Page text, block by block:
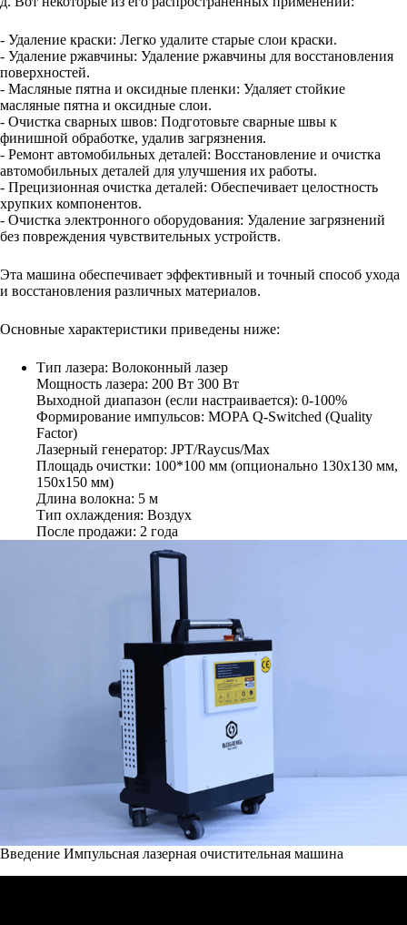
- Удаление краски: Легко удалите старые слои краски.
- Удаление ржавчины: Удаление ржавчины для восстановления
поверхностей.
- Масляные пятна и оксидные пленки: Удаляет стойкие
масляные пятна и оксидные слои.
- Очистка сварных швов: Подготовьте сварные швы к
финишной обработке, удалив загрязнения.
- Ремонт автомобильных деталей: Восстановление и очистка
автомобильных деталей для улучшения их работы.
- Прецизионная очистка деталей: Обеспечивает целостность
хрупких компонентов.
- Очистка электронного оборудования: Удаление загрязнений
без повреждения чувствительных устройств.
Эта машина обеспечивает эффективный и точный способ ухода
и восстановления различных материалов.
Основные характеристики приведены ниже:
Тип лазера: Волоконный лазер
Мощность лазера: 200 Вт 300 Вт
Выходной диапазон (если настраивается): 0-100%
Формирование импульсов: MOPA Q-Switched (Quality
Factor)
Лазерный генератор: JPT/Raycus/Max
Площадь очистки: 100*100 мм (опционально 130x130 мм,
150x150 мм)
Длина волокна: 5 м
Тип охлаждения: Воздух
После продажи: 2 года
Введение Импульсная лазерная очистительная машина